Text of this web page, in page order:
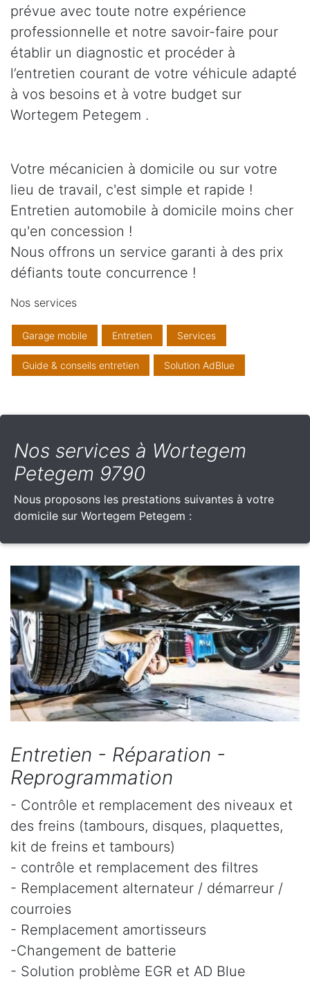
prévue avec toute notre expérience
professionnelle et notre savoir-faire pour
établir un diagnostic et procéder à
l’entretien courant de votre véhicule adapté
à vos besoins et à votre budget sur
Wortegem Petegem .
Votre mécanicien à domicile ou sur votre
lieu de travail, c'est simple et rapide !
Entretien automobile à domicile moins cher
qu'en concession !
Nous offrons un service garanti à des prix
défiants toute concurrence !
Nos services
Garage mobile Entretien Services
Guide & conseils entretien Solution AdBlue
Nos services à Wortegem
Petegem 9790
Nous proposons les prestations suivantes à votre
domicile sur Wortegem Petegem :
Entretien - Réparation -
Reprogrammation
- Contrôle et remplacement des niveaux et
des freins (tambours, disques, plaquettes,
kit de freins et tambours)
- contrôle et remplacement des filtres
- Remplacement alternateur / démarreur /
courroies
- Remplacement amortisseurs
-Changement de batterie
- Solution problème EGR et AD Blue